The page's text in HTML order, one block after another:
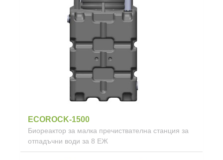
ECOROCK-1500
Биореактор за малка пречиствателна станция за
отпадъчни води за 8 ЕЖ